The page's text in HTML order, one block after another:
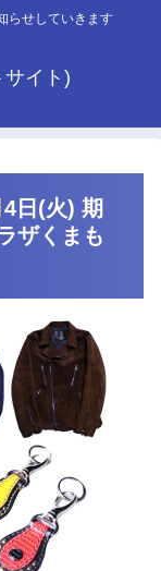
らせしていきます
サイト)
日(火) 期
ザくまも